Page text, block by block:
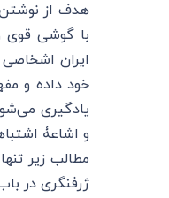
هدف از نوشتن
با گوشی قوی
ایران
خود داده و
یادگیری
و اشاعۀ
مطالب زیر
ژرفنگری در